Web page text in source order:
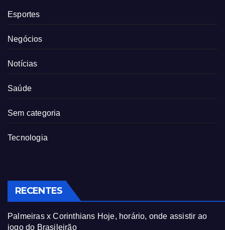
Esportes
Negócios
Notícias
Saúde
Sem categoria
Tecnologia
RECENTES
Palmeiras x Corinthians Hoje, horário, onde assistir ao
jogo do Brasileirão